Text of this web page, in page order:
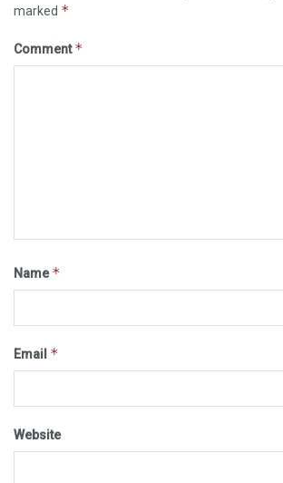
marked *
Comment*
Name*
Email *
Website